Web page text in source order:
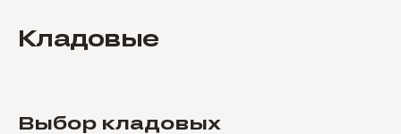
Кладовые
Выбор кладовых